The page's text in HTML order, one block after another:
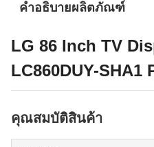
คำอธิบายผลิตภัณฑ์
LG 86 Inch TV
LC860DUY-SHA1
คุณสมบัติสินค้า